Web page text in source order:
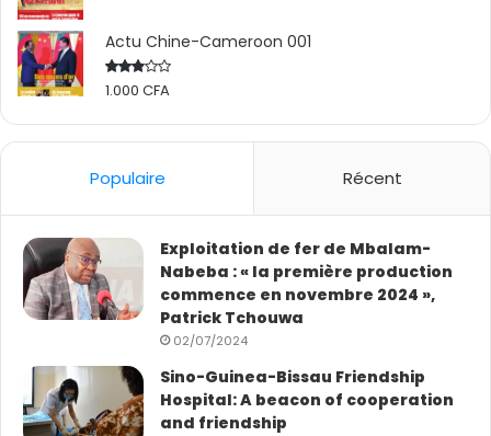
améliorera leur état de santé et les motivera à
participer activement à des actions de service public
dans le domaine de la santé”, a-t-il expliqué.
(Source : Xinhua / photo : ACC)
Actu Chine-Cameroon 001
Rated
1.000 CFA
Populaire Récent
Exploitation de fer de Mbalam-
Nabeba : « la première production
commence en novembre 2024 »,
Patrick Tchouwa
02/07/2024
Sino-Guinea-Bissau Friendship
Hospital: A beacon of cooperation
and friendship